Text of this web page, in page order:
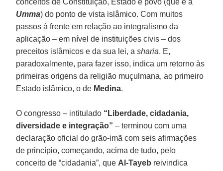
Umma) do ponto de vista islâmico. Com muitos
passos à frente em relação ao integralismo da
aplicação – em nível de instituições civis – dos
preceitos islâmicos e da sua lei, asharia. E,
paradoxalmente, para fazer isso, indica um retorno às
primeiras origens da religião muçulmana, ao primeiro
Estado islâmico, o de Medina.
O congresso – intitulado “Liberdade, cidadania,
diversidade e integração” – terminou com uma
declaração oficial do grão-imã com seis afirmações
de princípio, começando, acima de tudo, pelo
conceito de “cidadania”, que Al-Tayeb reivindica